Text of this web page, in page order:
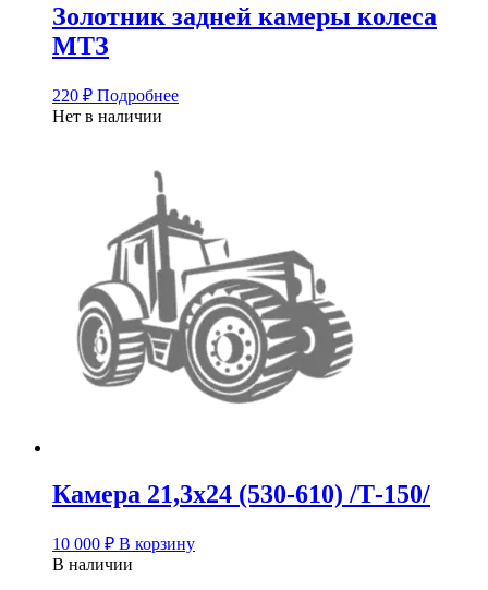
Золотник задней камеры колеса
МТЗ
220 ₽ Подробнее
Нет в наличии
Камера 21,3х24 (530-610) /Т-150/
10 000 ₽ В корзину
В наличии